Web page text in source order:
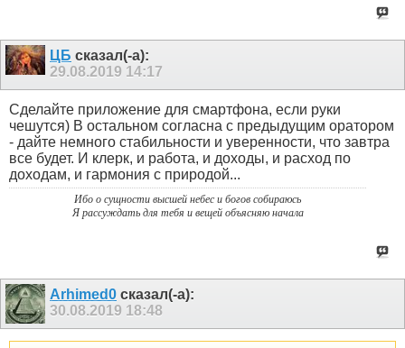
ЦБ сказал(-а):
29.08.2019 14:17
Сделайте приложение для смартфона, если руки
чешутся) В остальном согласна с предыдущим оратором
- дайте немного стабильности и уверенности, что завтра
все будет. И клерк, и работа, и доходы, и расход по
доходам, и гармония с природой...
Ибо о сущности высшей небес и богов собираюсь
Я рассуждать для тебя и вещей объясняю начала
Arhimed0 сказал(-а):
30.08.2019 18:48